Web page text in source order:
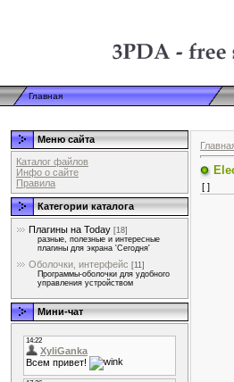
Главная
Меню сайта
Каталог файлов
Инфо о сайте
Правила
Категории каталога
Плагины на Today [18]
разные, полезные и интересные
плагины для экрана 'Сегодня'
Оболочки, интерфейс [11]
Программы-оболочки для удобного
управления устройством
Мини-чат
[ ]